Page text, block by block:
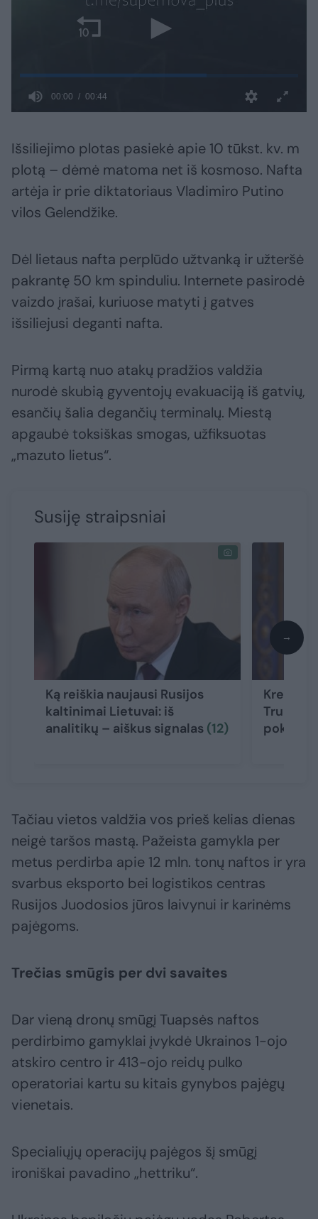
Išsiliejimo plotas pasiekė apie 10 tūkst. kv. m
plotą – dėmė matoma net iš kosmoso. Nafta
artėja ir prie diktatoriaus Vladimiro Putino
vilos Gelendžike.
Dėl lietaus nafta perplūdo užtvanką ir užteršė
pakrantę 50 km spinduliu. Internete pasirodė
vaizdo įrašai, kuriuose matyti į gatves
išsiliejusi deganti nafta.
Pirmą kartą nuo atakų pradžios valdžia
nurodė skubią gyventojų evakuaciją iš gatvių,
esančių šalia degančių terminalų. Miestą
apgaubė toksiškas smogas, užfiksuotas
„mazuto lietus“.
Susiję straipsniai
Ką reiškia naujausi Rusijos
kaltinimai Lietuvai: iš
analitikų – aiškus signalas (12)
Trumpo
→
Tačiau vietos valdžia vos prieš kelias dienas
neigė taršos mastą. Pažeista gamykla per
metus perdirba apie 12 mln. tonų naftos ir yra
svarbus eksporto bei logistikos centras
Rusijos Juodosios jūros laivynui ir karinėms
pajėgoms.
Trečias smūgis per dvi savaites
Dar vieną dronų smūgį Tuapsės naftos
perdirbimo gamyklai įvykdė Ukrainos 1-ojo
atskiro centro ir 413-ojo reidų pulko
operatoriai kartu su kitais gynybos pajėgų
vienetais.
Specialiųjų operacijų pajėgos šį smūgį
ironiškai pavadino „hettriku“.